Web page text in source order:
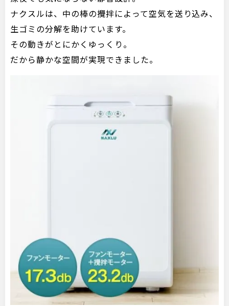
ナクスルは、中の棒の攪拌によって空気を送り込み、
生ゴミの分解を助けています。
その動きがとにかくゆっくり。
だから静かな空間が実現できました。